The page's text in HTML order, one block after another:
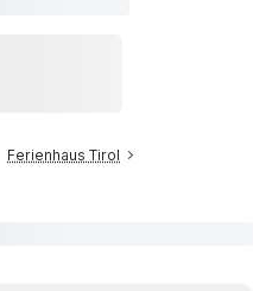
Ferienhaus Tirol